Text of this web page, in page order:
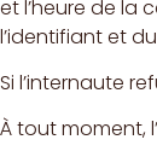
et l’heure de la
l’identifiant et
Si l’internaute
À tout moment,